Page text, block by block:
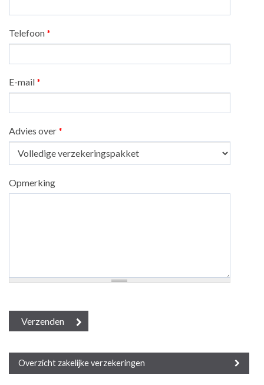
Telefoon *
E-mail *
Advies over *
Opmerking
Overzicht zakelijke verzekeringen